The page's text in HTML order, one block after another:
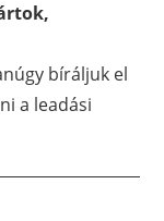
bíráljuk el
a leadási